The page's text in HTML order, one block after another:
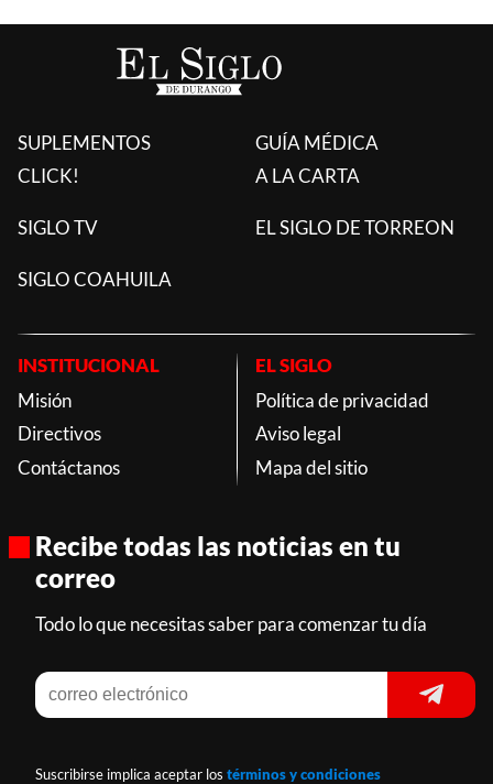
SUPLEMENTOS
CLICK!
GUÍA MÉDICA
A LA CARTA
SIGLO TV EL SIGLO DE TORREON
SIGLO COAHUILA
INSTITUCIONAL
Misión
Directivos
Contáctanos
EL SIGLO
Política de privacidad
Aviso legal
Mapa del sitio
Recibe todas las noticias en tu
correo
Todo lo que necesitas saber para comenzar tu día
Suscribirse implica aceptar los términos y condiciones